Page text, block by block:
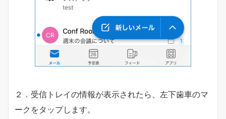
２．受信トレイの情報が表示されたら、左下歯車のマ
ークをタップします。